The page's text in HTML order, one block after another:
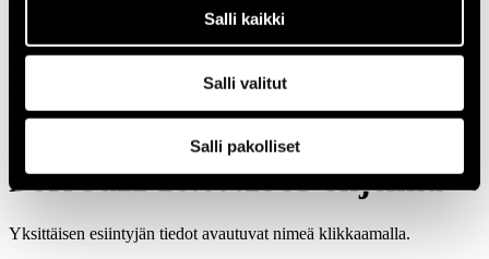
Salli kaikki
Salli valitut
Salli pakolliset
10.07.1985
13.07.1985
14.07.1985
Pori Jazz 10.07.1985 ohjelma
Yksittäisen esiintyjän tiedot avautuvat nimeä klikkaamalla.